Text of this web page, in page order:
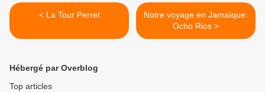
< La Tour Perret
Notre voyage en Jamaïque:
Ocho Rios >
Hébergé par Overblog
Top articles